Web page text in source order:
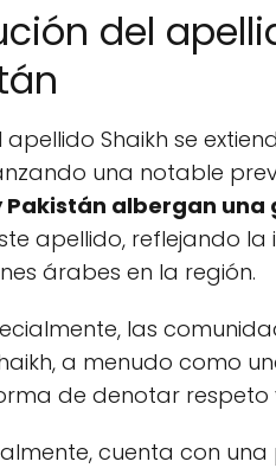
del
apellido Shaikh se
una notable
Pakistán albergan
apellido, reflejando
árabes en la región.
las
a menudo como
de denotar respeto
cuenta con